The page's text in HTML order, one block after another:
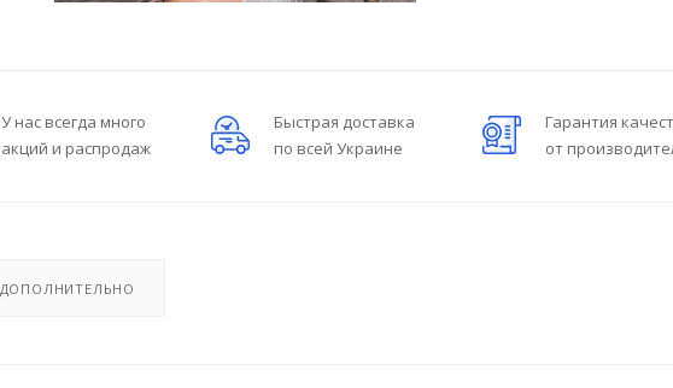
У нас всегда много
акций и распродаж
Быстрая доставка
по всей Украине
Гарантия
от
ДОПОЛНИТЕЛЬНО